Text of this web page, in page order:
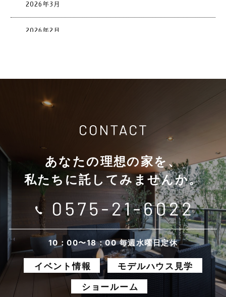
2026年3月
2026年2月
2025年11月
2025年9月
2025年8月
2025年7月
2025年6月
2025年5月
2025年4月
あなたの理想の家を、
私たちに託してみませんか。
10：00〜18：00 毎週水曜日定休
イベント情報
モデルハウス見学
ショールーム